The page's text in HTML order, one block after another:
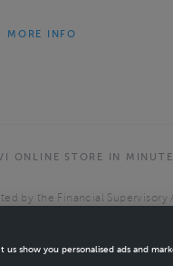
MORE INFO
ONLINE STORE IN
by the Financial Supervisory
show you personalised ads and